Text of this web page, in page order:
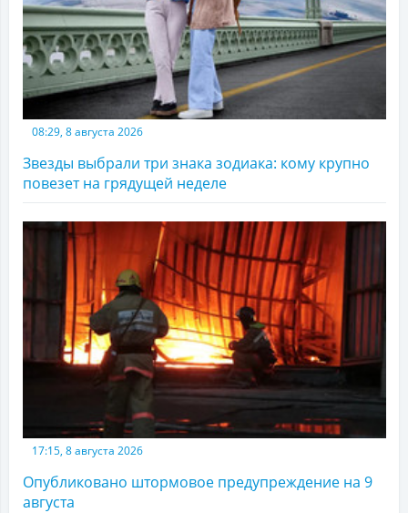
08:29, 8 августа 2026
Звезды выбрали три знака зодиака: кому крупно
повезет на грядущей неделе
17:15, 8 августа 2026
Опубликовано штормовое предупреждение на 9
августа